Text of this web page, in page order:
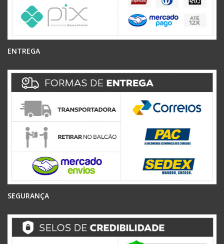
ENTREGA
SEGURANÇA